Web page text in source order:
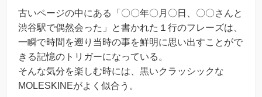
古いページの中にある「〇〇年〇月〇日、〇〇さんと
渋谷駅で偶然会った」と書かれた１行のフレーズは、
一瞬で時間を遡り当時の事を鮮明に思い出すことがで
きる記憶のトリガーになっている。
そんな気分を楽しむ時には、黒いクラッシックな
MOLESKINEがよく似合う。